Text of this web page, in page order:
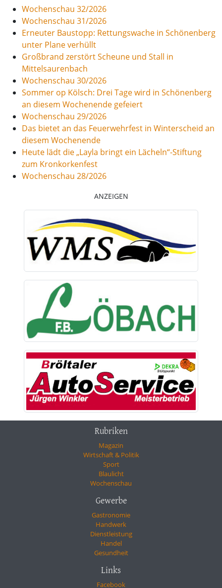
Wochenschau 32/2026
Wochenschau 31/2026
Erneuter Baustopp: Rettungswache in Schönenberg
unter Plane verhüllt
Großbrand zerstört Scheune und Stall in
Mittelsaurenbach
Wochenschau 30/2026
Sommer op Kölsch: Drei Tage wird in Schönenberg
an diesem Wochenende gefeiert
Wochenschau 29/2026
Das bietet an das Feuerwehrfest in Winterscheid an
diesem Wochenende
Heute lädt die „Layla bringt ein Lächeln“-Stiftung
zum Kronkorkenfest
Wochenschau 28/2026
ANZEIGEN
Rubriken
Magazin
Wirtschaft & Politik
Sport
Blaulicht
Wochenschau
Gewerbe
Gastronomie
Handwerk
Dienstleistung
Handel
Gesundheit
Links
Facebook